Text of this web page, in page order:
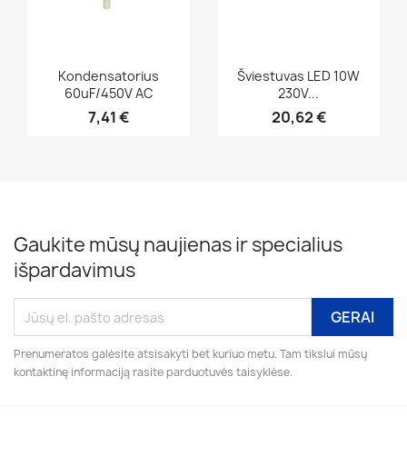
Greita peržiūra
Kondensatorius
60uF/450V AC
7,41 €
Greita peržiūra
Šviestuvas LED 10W
230V...
20,62 €
Gaukite mūsų naujienas ir specialius
išpardavimus
Prenumeratos galėsite atsisakyti bet kuriuo metu. Tam tikslui mūsų
kontaktinę informaciją rasite parduotuvės taisyklėse.